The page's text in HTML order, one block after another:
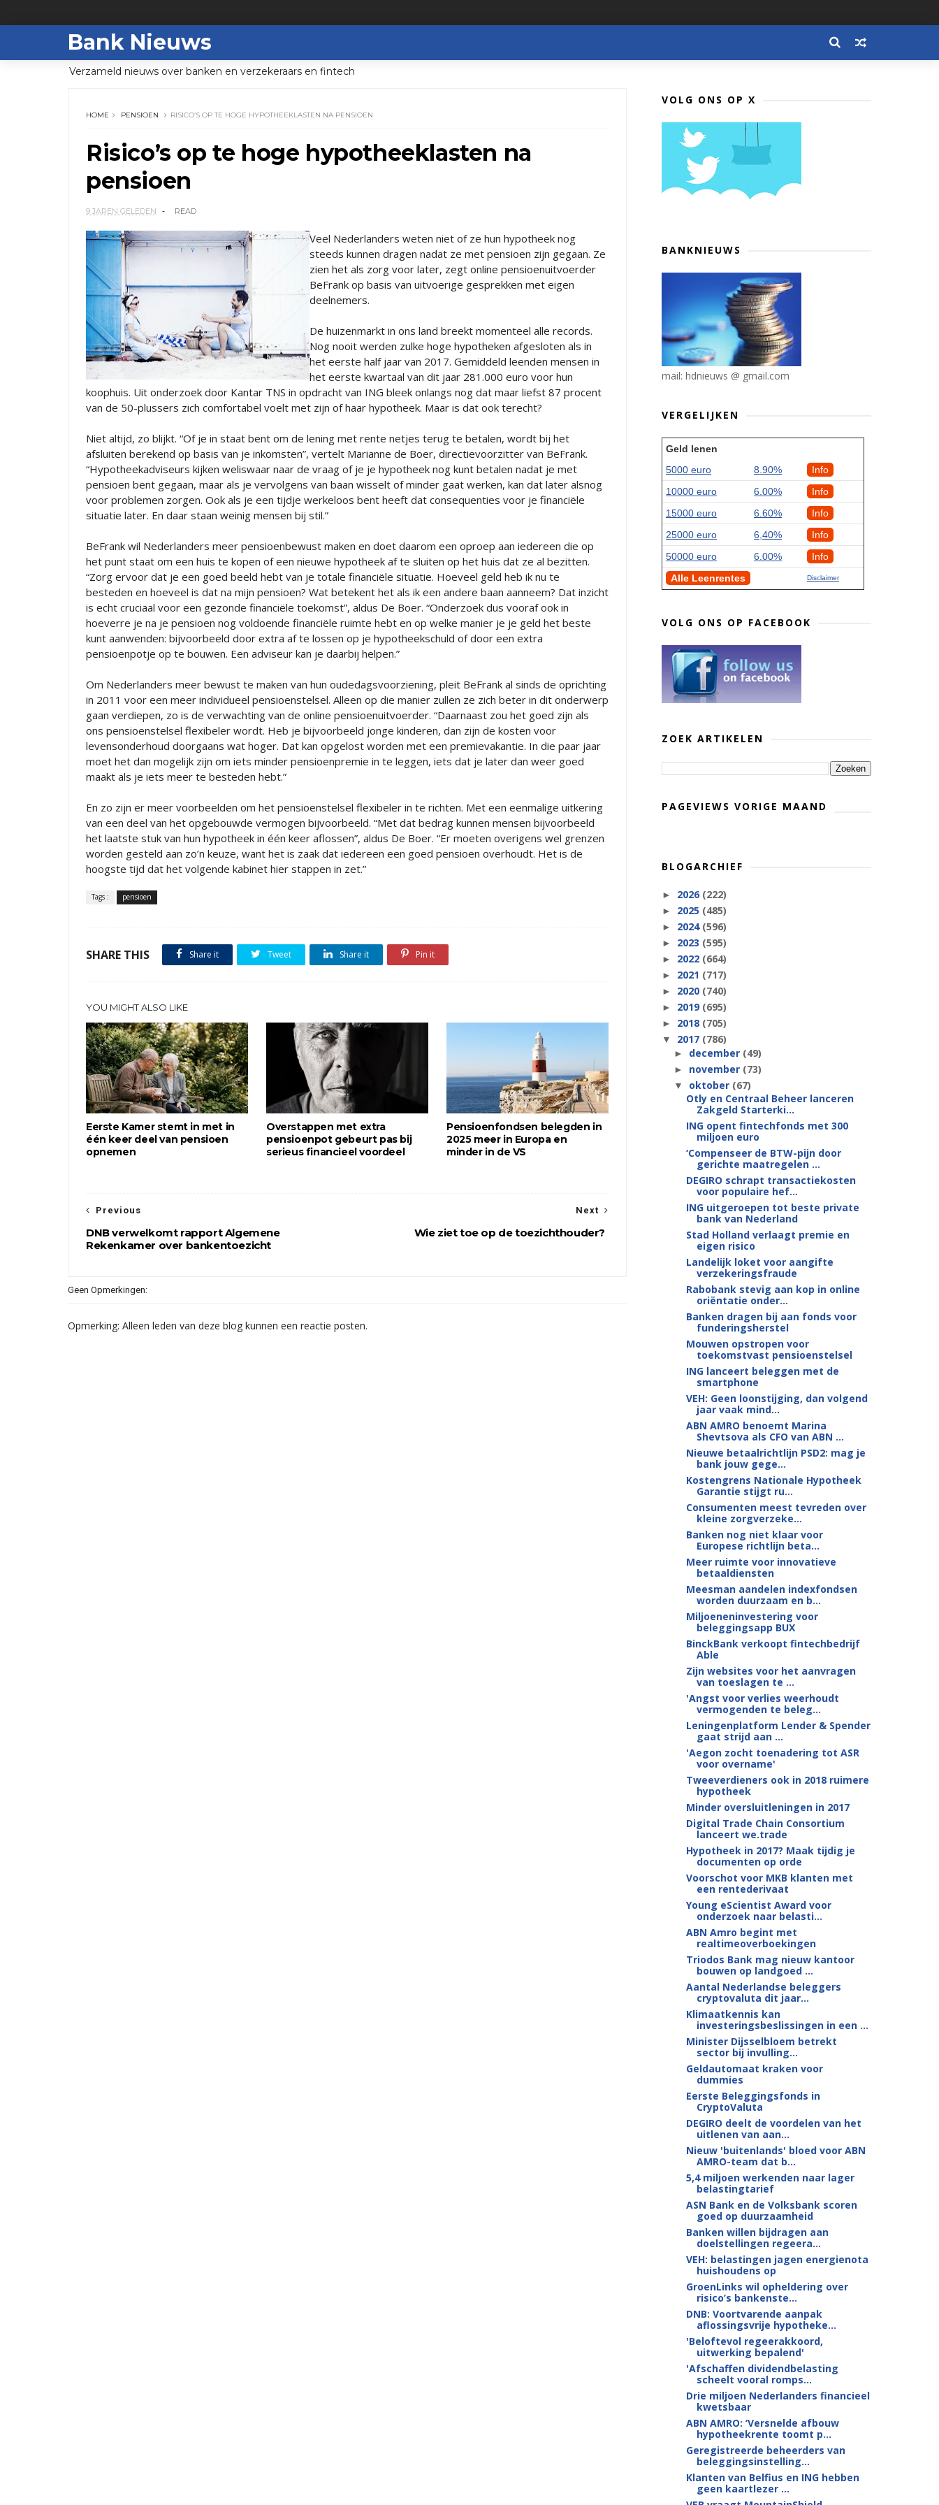
Bank Nieuws
Verzameld nieuws over banken en verzekeraars en fintech
HOME PENSIOEN RISICO’S OP TE HOGE HYPOTHEEKLASTEN NA PENSIOEN
Risico’s op te hoge hypotheeklasten na
pensioen
9 JAREN GELEDEN READ
Veel Nederlanders weten niet of ze hun hypotheek nog
steeds kunnen dragen nadat ze met pensioen zijn gegaan. Ze
zien het als zorg voor later, zegt online pensioenuitvoerder
BeFrank op basis van uitvoerige gesprekken met eigen
deelnemers.
De huizenmarkt in ons land breekt momenteel alle records.
Nog nooit werden zulke hoge hypotheken afgesloten als in
het eerste half jaar van 2017. Gemiddeld leenden mensen in
het eerste kwartaal van dit jaar 281.000 euro voor hun
koophuis. Uit onderzoek door Kantar TNS in opdracht van ING bleek onlangs nog dat maar liefst 87 procent
van de 50-plussers zich comfortabel voelt met zijn of haar hypotheek. Maar is dat ook terecht?
Niet altijd, zo blijkt. “Of je in staat bent om de lening met rente netjes terug te betalen, wordt bij het
afsluiten berekend op basis van je inkomsten”, vertelt Marianne de Boer, directievoorzitter van BeFrank.
“Hypotheekadviseurs kijken weliswaar naar de vraag of je je hypotheek nog kunt betalen nadat je met
pensioen bent gegaan, maar als je vervolgens van baan wisselt of minder gaat werken, kan dat later alsnog
voor problemen zorgen. Ook als je een tijdje werkeloos bent heeft dat consequenties voor je financiële
situatie later. En daar staan weinig mensen bij stil.”
BeFrank wil Nederlanders meer pensioenbewust maken en doet daarom een oproep aan iedereen die op
het punt staat om een huis te kopen of een nieuwe hypotheek af te sluiten op het huis dat ze al bezitten.
“Zorg ervoor dat je een goed beeld hebt van je totale financiële situatie. Hoeveel geld heb ik nu te
besteden en hoeveel is dat na mijn pensioen? Wat betekent het als ik een andere baan aanneem? Dat inzicht
is echt cruciaal voor een gezonde financiële toekomst”, aldus De Boer. “Onderzoek dus vooraf ook in
hoeverre je na je pensioen nog voldoende financiële ruimte hebt en op welke manier je je geld het beste
kunt aanwenden: bijvoorbeeld door extra af te lossen op je hypotheekschuld of door een extra
pensioenpotje op te bouwen. Een adviseur kan je daarbij helpen.”
Om Nederlanders meer bewust te maken van hun oudedagsvoorziening, pleit BeFrank al sinds de oprichting
in 2011 voor een meer individueel pensioenstelsel. Alleen op die manier zullen ze zich beter in dit onderwerp
gaan verdiepen, zo is de verwachting van de online pensioenuitvoerder. “Daarnaast zou het goed zijn als
ons pensioenstelsel flexibeler wordt. Heb je bijvoorbeeld jonge kinderen, dan zijn de kosten voor
levensonderhoud doorgaans wat hoger. Dat kan opgelost worden met een premievakantie. In die paar jaar
moet het dan mogelijk zijn om iets minder pensioenpremie in te leggen, iets dat je later dan weer goed
maakt als je iets meer te besteden hebt.”
En zo zijn er meer voorbeelden om het pensioenstelsel flexibeler in te richten. Met een eenmalige uitkering
van een deel van het opgebouwde vermogen bijvoorbeeld. “Met dat bedrag kunnen mensen bijvoorbeeld
het laatste stuk van hun hypotheek in één keer aflossen”, aldus De Boer. “Er moeten overigens wel grenzen
worden gesteld aan zo’n keuze, want het is zaak dat iedereen een goed pensioen overhoudt. Het is de
hoogste tijd dat het volgende kabinet hier stappen in zet.”
Tags : pensioen
SHARE THIS Share it Tweet Share it Pin it
YOU MIGHT ALSO LIKE
Eerste Kamer stemt in met in
één keer deel van pensioen
opnemen
Overstappen met extra
pensioenpot gebeurt pas bij
serieus financieel voordeel
Pensioenfondsen belegden in
2025 meer in Europa en
minder in de VS
Next
Wie ziet toe op de toezichthouder?
Previous
DNB verwelkomt rapport Algemene
Rekenkamer over bankentoezicht
Geen Opmerkingen:
Opmerking: Alleen leden van deze blog kunnen een reactie posten.
VOLG ONS OP X
BANKNIEUWS
mail: hdnieuws @ gmail.com
VERGELIJKEN
Geld lenen
5000 euro
8.90%
Info
10000 euro
6.00%
Info
15000 euro
6.60%
Info
25000 euro
6,40%
Info
50000 euro
6.00%
Info
Alle Leenrentes
Disclaimer
VOLG ONS OP FACEBOOK
ZOEK ARTIKELEN
PAGEVIEWS VORIGE MAAND
BLOGARCHIEF
► 2026 (222)
► 2025 (485)
► 2024 (596)
► 2023 (595)
► 2022 (664)
► 2021 (717)
► 2020 (740)
► 2019 (695)
► 2018 (705)
▼ 2017 (786)
► december (49)
► november (73)
▼ oktober (67)
Otly en Centraal Beheer lanceren
Zakgeld Starterki...
ING opent fintechfonds met 300
miljoen euro
‘Compenseer de BTW-pijn door
gerichte maatregelen ...
DEGIRO schrapt transactiekosten
voor populaire hef...
ING uitgeroepen tot beste private
bank van Nederland
Stad Holland verlaagt premie en
eigen risico
Landelijk loket voor aangifte
verzekeringsfraude
Rabobank stevig aan kop in online
oriëntatie onder...
Banken dragen bij aan fonds voor
funderingsherstel
Mouwen opstropen voor
toekomstvast pensioenstelsel
ING lanceert beleggen met de
smartphone
VEH: Geen loonstijging, dan volgend
jaar vaak mind...
ABN AMRO benoemt Marina
Shevtsova als CFO van ABN ...
Nieuwe betaalrichtlijn PSD2: mag je
bank jouw gege...
Kostengrens Nationale Hypotheek
Garantie stijgt ru...
Consumenten meest tevreden over
kleine zorgverzeke...
Banken nog niet klaar voor
Europese richtlijn beta...
Meer ruimte voor innovatieve
betaaldiensten
Meesman aandelen indexfondsen
worden duurzaam en b...
Miljoeneninvestering voor
beleggingsapp BUX
BinckBank verkoopt fintechbedrijf
Able
Zijn websites voor het aanvragen
van toeslagen te ...
'Angst voor verlies weerhoudt
vermogenden te beleg...
Leningenplatform Lender & Spender
gaat strijd aan ...
'Aegon zocht toenadering tot ASR
voor overname'
Tweeverdieners ook in 2018 ruimere
hypotheek
Minder oversluitleningen in 2017
Digital Trade Chain Consortium
lanceert we.trade
Hypotheek in 2017? Maak tijdig je
documenten op orde
Voorschot voor MKB klanten met
een rentederivaat
Young eScientist Award voor
onderzoek naar belasti...
ABN Amro begint met
realtimeoverboekingen
Triodos Bank mag nieuw kantoor
bouwen op landgoed ...
Aantal Nederlandse beleggers
cryptovaluta dit jaar...
Klimaatkennis kan
investeringsbeslissingen in een ...
Minister Dijsselbloem betrekt
sector bij invulling...
Geldautomaat kraken voor
dummies
Eerste Beleggingsfonds in
CryptoValuta
DEGIRO deelt de voordelen van het
uitlenen van aan...
Nieuw 'buitenlands' bloed voor ABN
AMRO-team dat b...
5,4 miljoen werkenden naar lager
belastingtarief
ASN Bank en de Volksbank scoren
goed op duurzaamheid
Banken willen bijdragen aan
doelstellingen regeera...
VEH: belastingen jagen energienota
huishoudens op
GroenLinks wil opheldering over
risico’s bankenste...
DNB: Voortvarende aanpak
aflossingsvrije hypotheke...
'Beloftevol regeerakkoord,
uitwerking bepalend'
'Afschaffen dividendbelasting
scheelt vooral romps...
Drie miljoen Nederlanders financieel
kwetsbaar
ABN AMRO: ‘Versnelde afbouw
hypotheekrente toomt p...
Geregistreerde beheerders van
beleggingsinstelling...
Klanten van Belfius en ING hebben
geen kaartlezer ...